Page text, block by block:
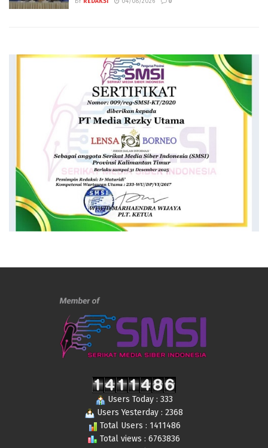
Users Today : 333
Users Yesterday : 2368
Total Users : 1411486
Total views : 6763836